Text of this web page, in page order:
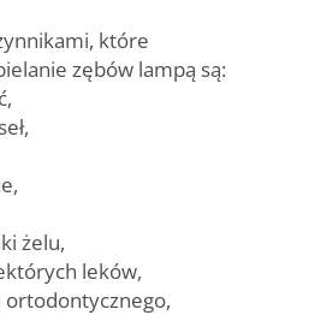
które
zębów lampą są:
żelu,
leków,
ortodontycznego,